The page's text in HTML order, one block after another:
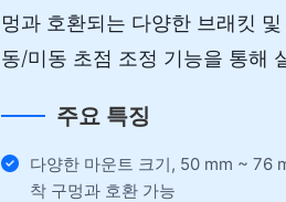
멍과 호환되는 다양한 브래킷
동/미동 초점 조정 기능을 통해
주요 특징
다양한 마운트 크기, 50 mm ~ 76
착 구멍과 호환 가능